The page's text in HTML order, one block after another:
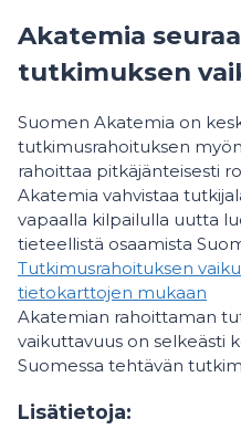
Akatemia
tutkimuksen
Suomen Akatemia on
tutkimusrahoituksen
rahoittaa pitkäjänteisesti
Akatemia vahvistaa
vapaalla kilpailulla uutta
tieteellistä osaamista
Tutkimusrahoituksen
tietokarttojen mukaan
Akatemian rahoittaman
vaikuttavuus on selkeästi
Suomessa tehtävän
Lisätietoja: